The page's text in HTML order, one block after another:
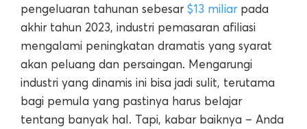
pengeluaran tahunan sebesar$13 miliarpada
akhir tahun 2023, industri pemasaran afiliasi
mengalami peningkatan dramatis yang syarat
akan peluang dan persaingan. Mengarungi
industri yang dinamis ini bisa jadi sulit, terutama
bagi pemula yang pastinya harus belajar
tentang banyak hal. Tapi, kabar baiknya – Anda